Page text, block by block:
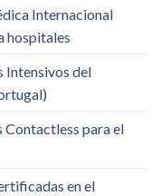
Internacional
hospitales
Intensivos del
Contactless para el
en el